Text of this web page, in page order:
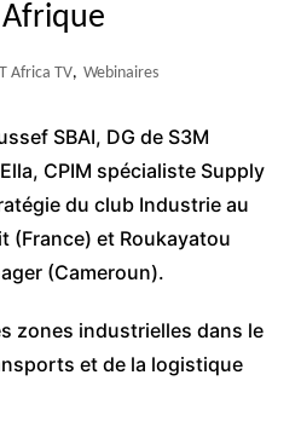
Africa TV, Webinaires
SBAI, DG de S3M
CPIM spécialiste Supply
du club Industrie au
(France) et Roukayatou
(Cameroun).
zones industrielles dans le
et de la logistique